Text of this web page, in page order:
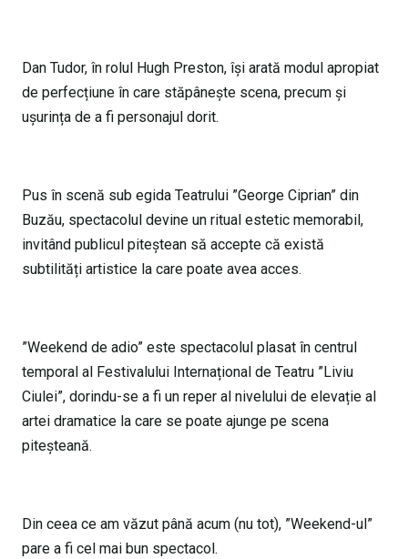
Dan Tudor, în rolul Hugh Preston, își arată modul apropiat
de perfecțiune în care stăpânește scena, precum și
ușurința de a fi personajul dorit.
Pus în scenă sub egida Teatrului ”George Ciprian” din
Buzău, spectacolul devine un ritual estetic memorabil,
invitând publicul piteștean să accepte că există
subtilități artistice la care poate avea acces.
”Weekend de adio” este spectacolul plasat în centrul
temporal al Festivalului Internațional de Teatru ”Liviu
Ciulei”, dorindu-se a fi un reper al nivelului de elevație al
artei dramatice la care se poate ajunge pe scena
piteșteană.
Din ceea ce am văzut până acum (nu tot), ”Weekend-ul”
pare a fi cel mai bun spectacol.